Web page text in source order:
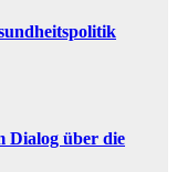
Dialog über die